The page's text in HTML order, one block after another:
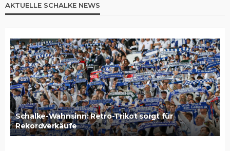
AKTUELLE SCHALKE NEWS
Schalke-Wahnsinn: Retro-Trikot sorgt für
Rekordverkäufe